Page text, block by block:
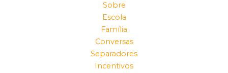
Sobre
Escola
Família
Conversas
Separadores
Incentivos